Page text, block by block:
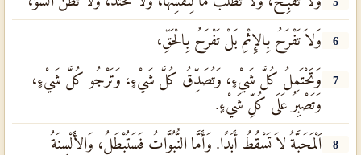
6 وَلاَ تَفْرَحُ بِالإِثْمِ بَلْ تَفْرَحُ بِالْحَقِّ،
7
وَتَحْتَمِلُ كُلَّ شَيْءٍ، وَتُصَدِّقُ كُلَّ شَيْءٍ، وَتَرْجُو كُلَّ شَيْءٍ،
وَتَصْبِرُ عَلَى كُلِّ شَيْءٍ.
8
اَلْمَحَبَّةُ لاَ تَسْقُطُ أَبَدًا. وَأَمَّا النُّبُوَّاتُ فَسَتُبْطَلُ، وَالأَلْسِنَةُ